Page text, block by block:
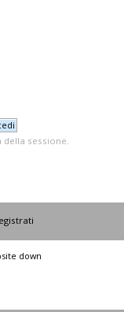
della sessione.
down